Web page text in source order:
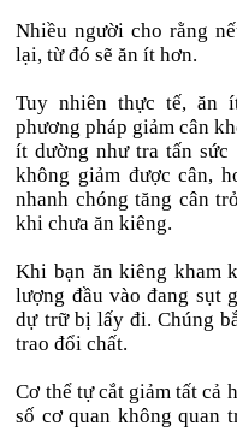
Nhiều người cho rằng
lại, từ đó sẽ ăn ít hơn.
Tuy nhiên thực tế, ăn
phương pháp giảm cân
ít dường như tra tấn
không giảm được cân,
nhanh chóng tăng cân
khi chưa ăn kiêng.
Khi bạn ăn kiêng kham
lượng đầu vào đang sụt
dự trữ bị lấy đi. Chúng
trao đổi chất.
Cơ thể tự cắt giảm tất cả
số cơ quan không quan